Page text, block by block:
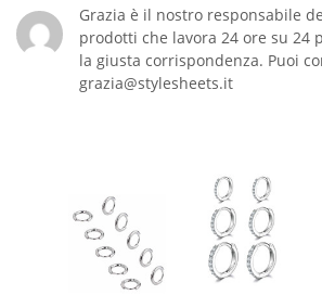
Grazia è il nostro responsabile
prodotti che lavora 24 ore su 24
la giusta corrispondenza. Puoi
grazia@stylesheets.it